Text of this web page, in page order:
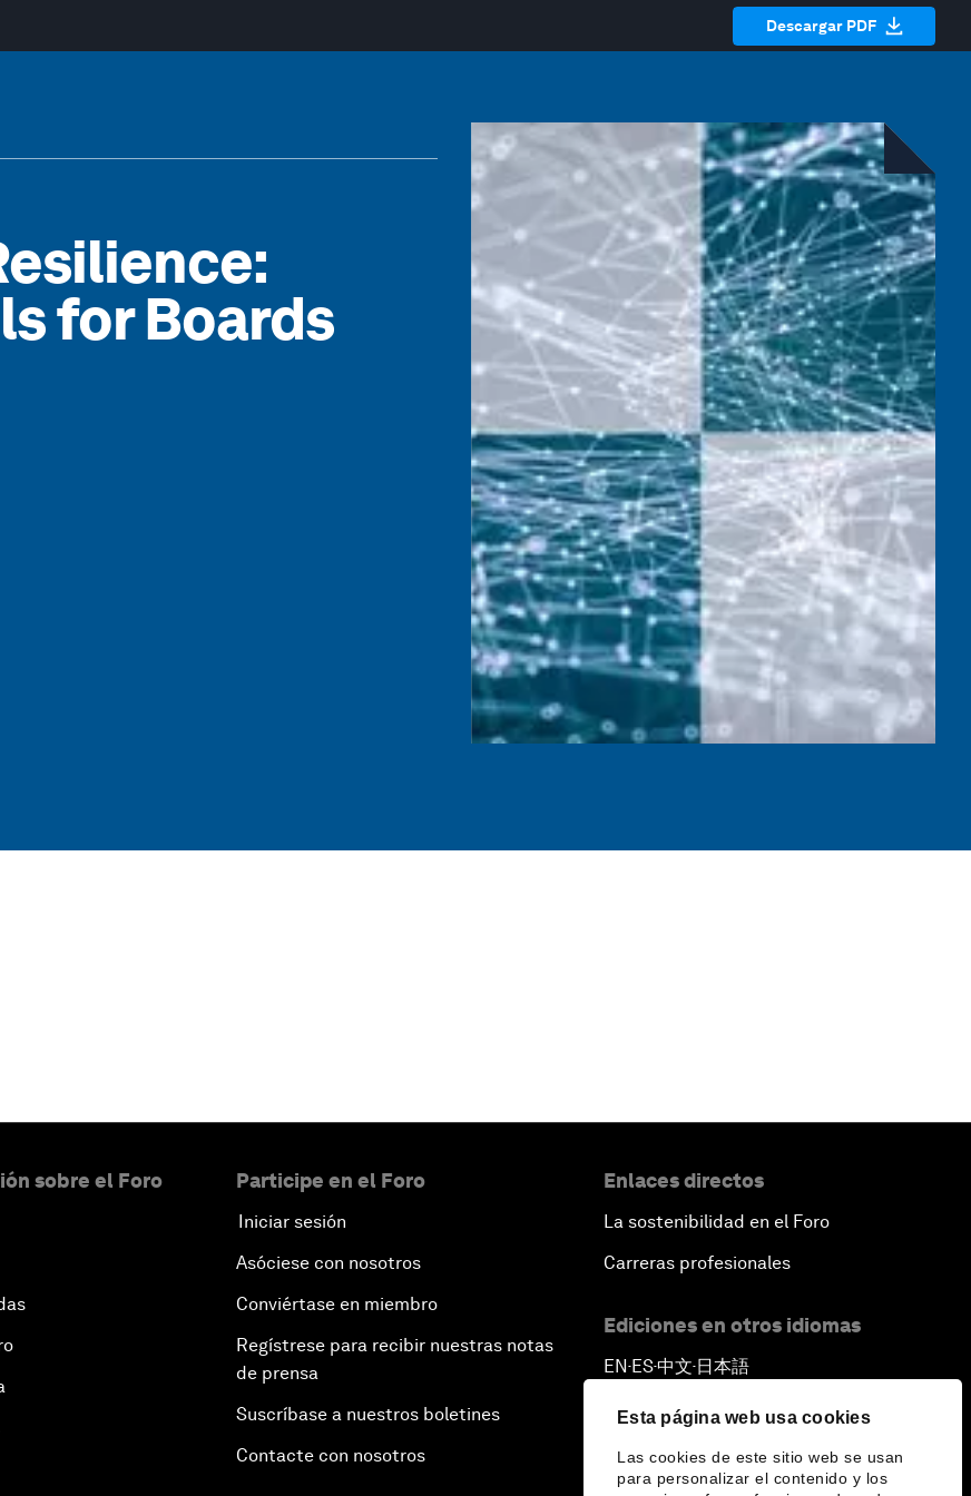
Esta página web usa cookies
Las cookies de este sitio web se usan
para personalizar el contenido y los
Descargar PDF
for Boards
sobre el Foro Participe en el Foro
Iniciar sesión
Asóciese con nosotros
Conviértase en miembro
Regístrese para recibir nuestras notas
de prensa
Suscríbase a nuestros boletines
Contacte con nosotros
Enlaces directos
La sostenibilidad en el Foro
Carreras profesionales
Ediciones en otros idiomas
EN ▪ES▪中文▪ 日本語